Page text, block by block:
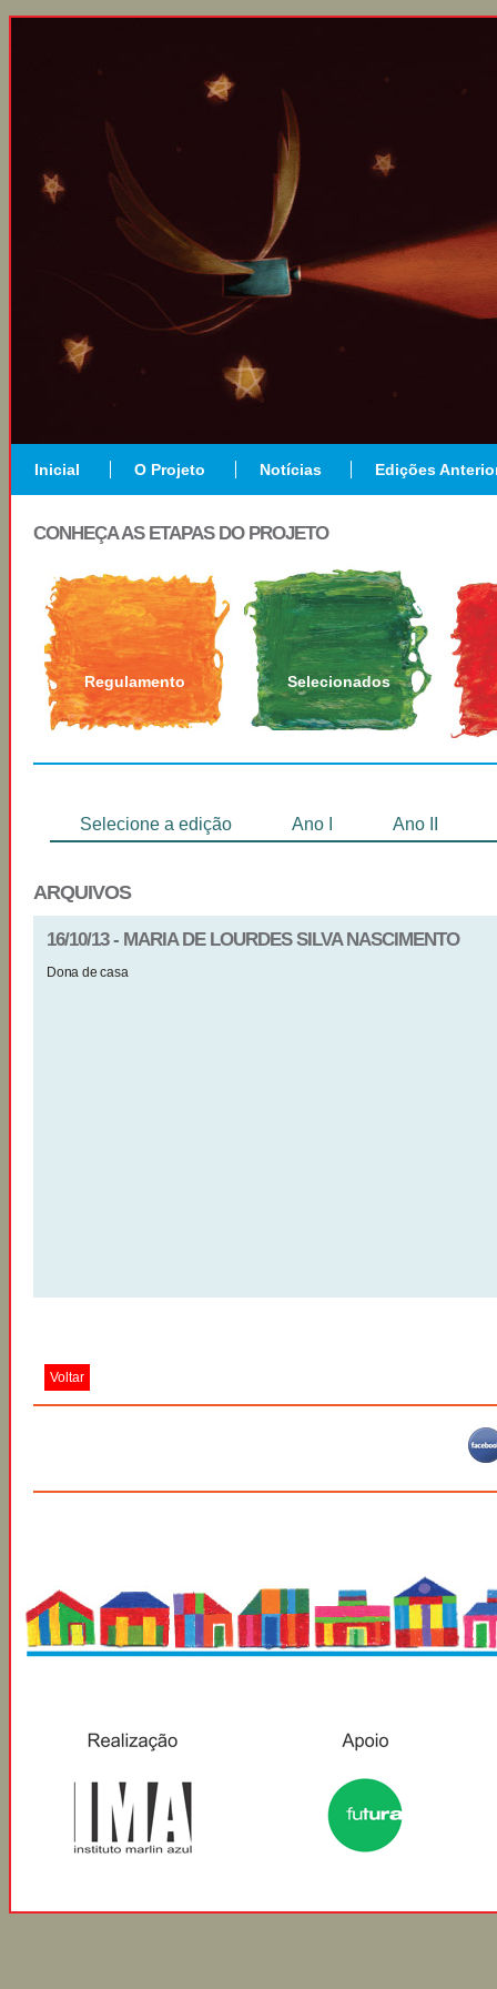
Inicial O Projeto Notícias Edições
CONHEÇA AS ETAPAS DO PROJETO
Regulamento Selecionados
Selecione a edição Ano I Ano II
ARQUIVOS
16/10/13 - MARIA DE LOURDES SILVA NASCIMENTO
Dona de casa
Voltar